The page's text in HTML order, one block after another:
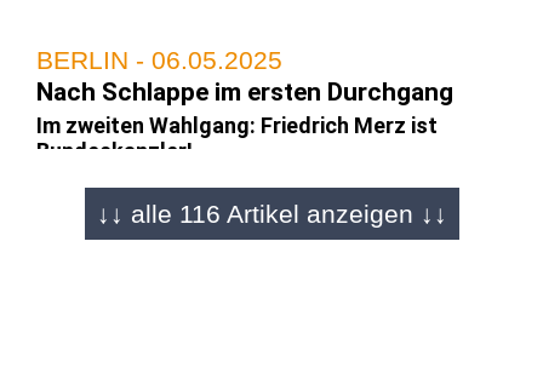
BERLIN - 06.05.2025
Nach Schlappe im ersten Durchgang
Im zweiten Wahlgang: Friedrich Merz ist
Bundeskanzler!
BERLIN - 06.05.2025
↓↓ alle 116 Artikel anzeigen ↓↓